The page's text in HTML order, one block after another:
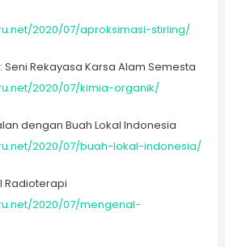
2020/07/aproksimasi-stirling/
Seni Rekayasa Karsa Alam Semesta
2020/07/kimia-organik/
dengan Buah Lokal Indonesia
2020/07/buah-lokal-indonesia/
Radioterapi
2020/07/mengenal-